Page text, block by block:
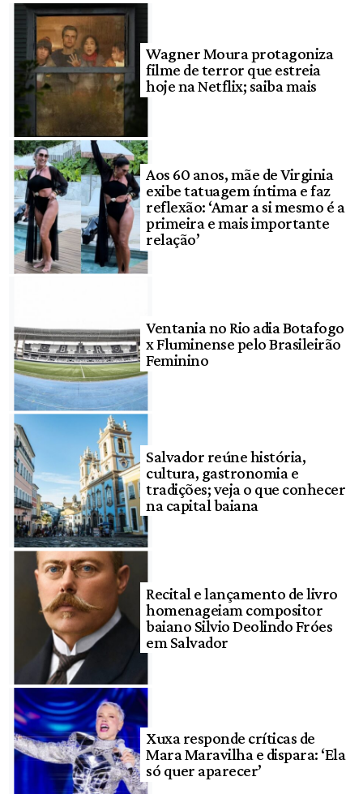
Wagner Moura protagoniza
filme de terror que estreia
hoje na Netflix; saiba mais
Aos 60 anos, mãe de Virginia
exibe tatuagem íntima e faz
reflexão: ‘Amar a si mesmo é a
primeira e mais importante
relação’
Ventania no Rio adia Botafogo
x Fluminense pelo Brasileirão
Feminino
Salvador reúne história,
cultura, gastronomia e
tradições; veja o que conhecer
na capital baiana
Recital e lançamento de livro
homenageiam compositor
baiano Silvio Deolindo Fróes
em Salvador
Xuxa responde críticas de
Mara Maravilha e dispara: ‘Ela
só quer aparecer’